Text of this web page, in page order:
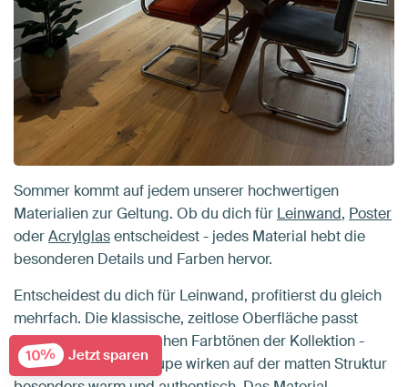
Sommer kommt auf jedem unserer hochwertigen
Materialien zur Geltung. Ob du dich für Leinwand, Poster
oderAcrylglasentscheidest - jedes Material hebt die
besonderen Details und Farben hervor.
Entscheidest du dich für Leinwand, profitierst du gleich
mehrfach. Die klassische, zeitlose Oberfläche passt
perfekt zu den natürlichen Farbtönen der Kollektion -
Blau, Olivgrün und Taupe wirken auf der matten Struktur
10% Jetzt sparen